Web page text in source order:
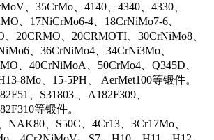
、35CrMo、4140、4340、4330、
、17NiCrMo6-4、18CrNiMo7-6、
20CRMO、20CRMOTI、30CrNiMo8、
、36CrNiMo4、34CrNi3Mo、
、40CrNiMoA、50CrMo4、Q345D、
8Mo、15-5PH、 AerMet100等锻件。
、S31803 、A182F309、
等锻件。
NAK80、S50C、4Cr13、3Cr17Mo、